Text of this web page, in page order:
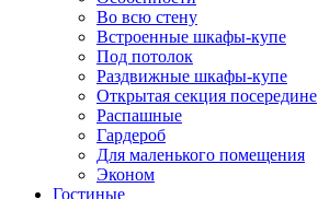
Во всю стену
Встроенные шкафы-купе
Под потолок
Раздвижные шкафы-купе
Открытая секция посередине
Распашные
Гардероб
Для маленького помещения
Эконом
Гостиные